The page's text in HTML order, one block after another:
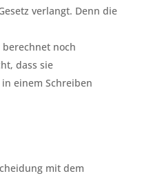
verlangt. Denn die
noch
dass sie
einem Schreiben
mit dem